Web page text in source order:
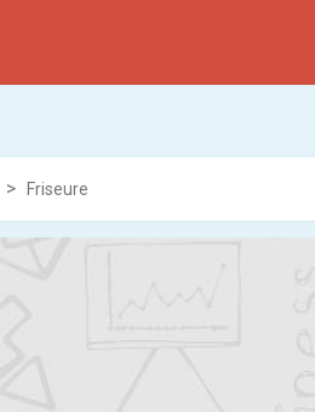
Friseure